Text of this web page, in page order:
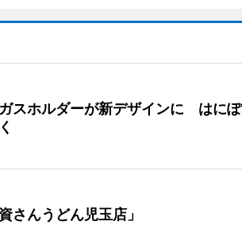
スホルダーが新デザインに はにぽ
さんうどん児玉店」